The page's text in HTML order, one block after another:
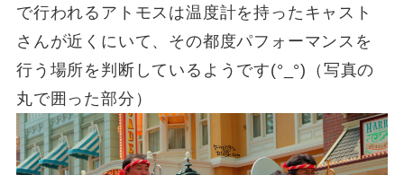
で行われるアトモスは温度計を持ったキャスト
さんが近くにいて、その都度パフォーマンスを
行う場所を判断しているようです(°_°)（写真の
丸で囲った部分）